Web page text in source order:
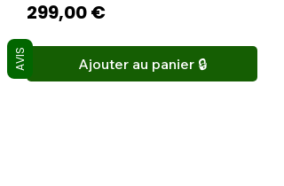
299,00 €Prix
Ajouter au panier 🔒
AVIS